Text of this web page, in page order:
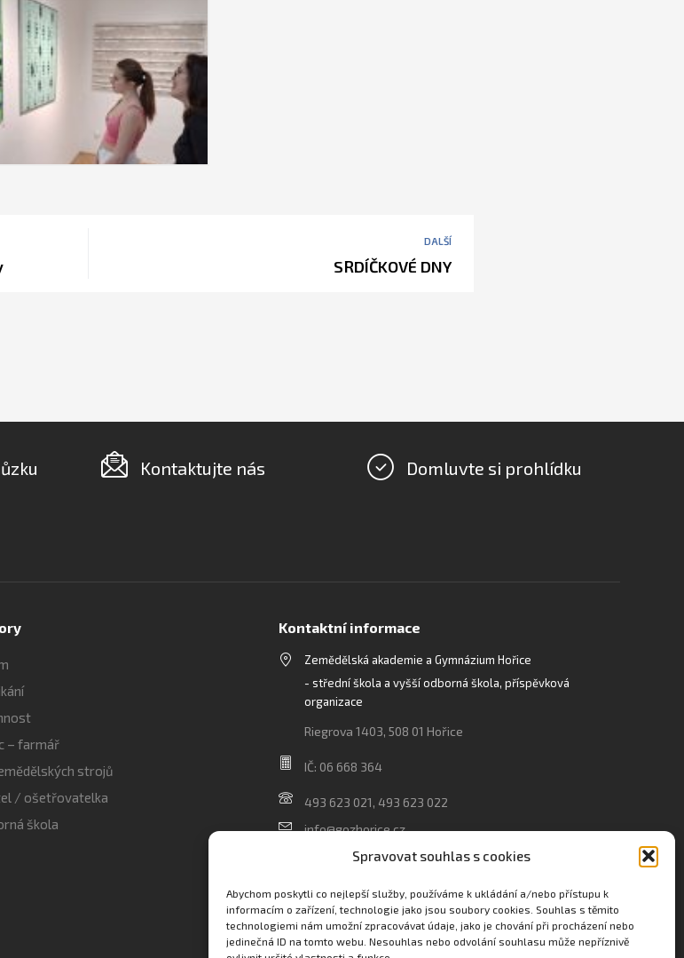
Spravovat souhlas s cookies
Abychom poskytli co nejlepší služby, používáme k ukládání a/nebo přístupu k
informacím o zařízení, technologie jako jsou soubory cookies. Souhlas s těmito
technologiemi nám umožní zpracovávat údaje, jako je chování při procházení nebo
jedinečná ID na tomto webu. Nesouhlas nebo odvolání souhlasu může nepříznivě
DALŠÍ
SRDÍČKOVÉ DNY
Kontaktujte nás Domluvte si prohlídku
– farmář
strojů
/ ošetřovatelka
škola
Kontaktní informace
Zemědělská akademie a Gymnázium Hořice
- střední škola a vyšší odborná škola, příspěvková
organizace
Riegrova 1403, 508 01 Hořice
IČ: 06 668 364
493 623 021, 493 623 022
info@gozhorice.cz
www.zaghorice.cz
Innovation One s.r.o. IČO: 04734807 Březenecká 4808
430 04 Chomutov